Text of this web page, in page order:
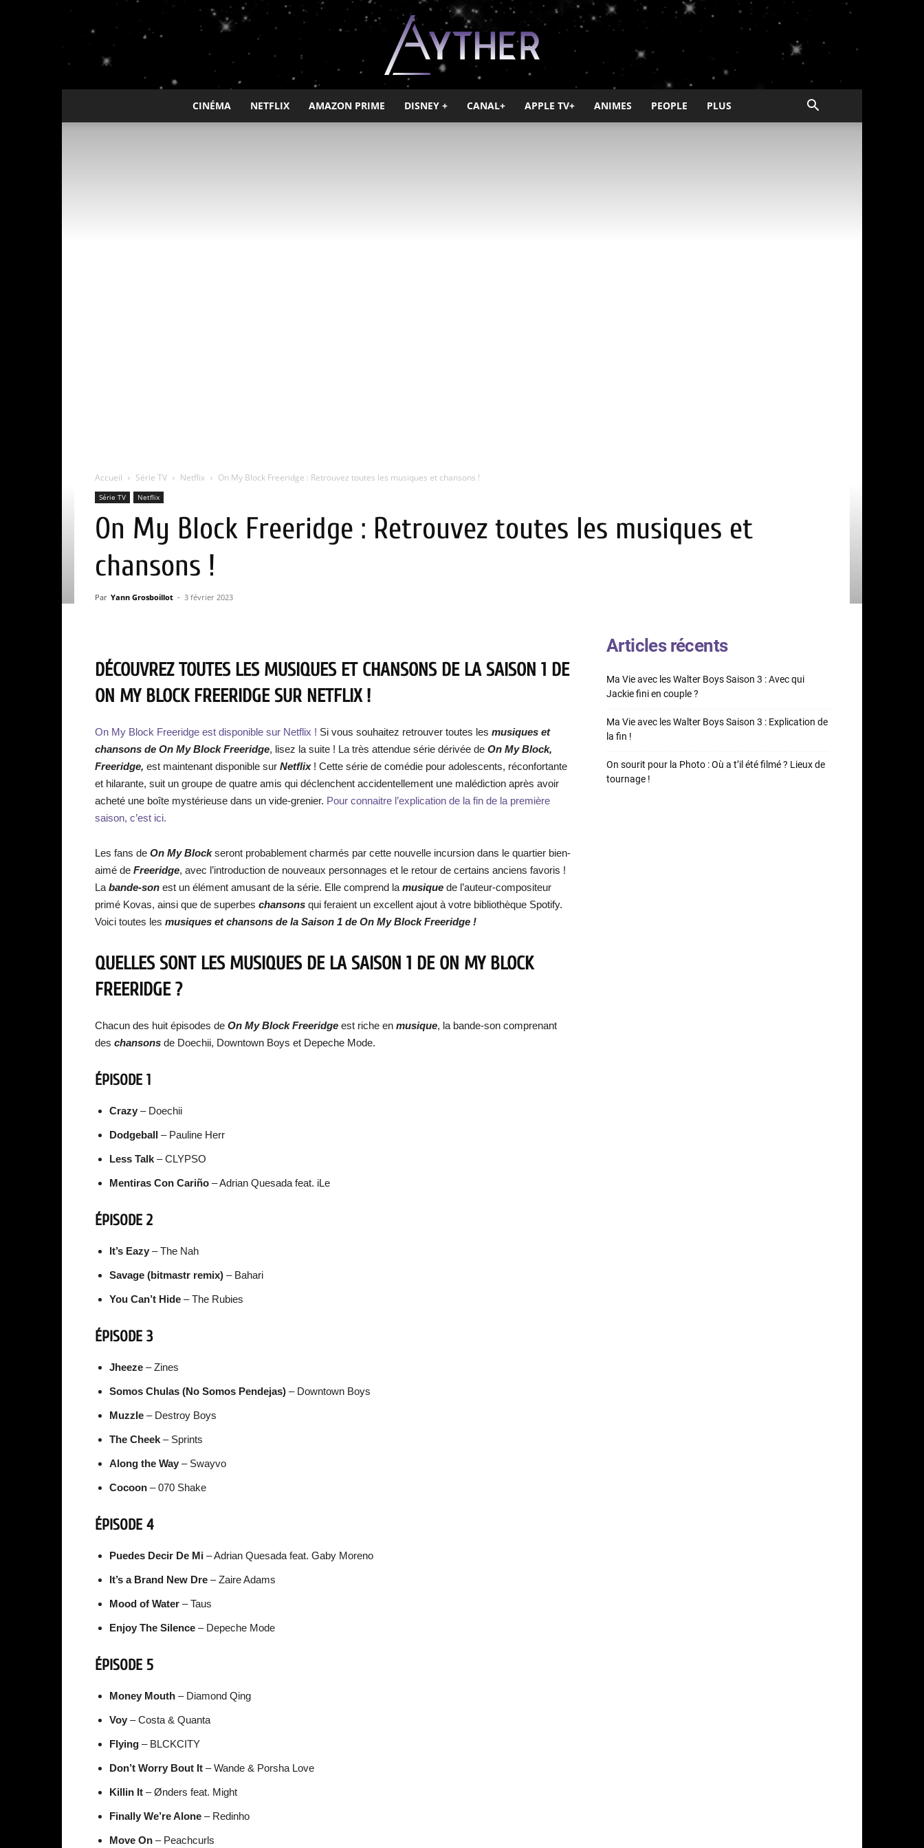
Ayther
CINÉMA NETFLIX AMAZON PRIME DISNEY + CANAL+ APPLE TV+ ANIMES PEOPLE PLUS
Accueil Série TV Netflix On My Block Freeridge : Retrouvez toutes les musiques et chansons !
Série TV Netflix
On My Block Freeridge : Retrouvez toutes les musiques et
chansons !
Par Yann Grosboillot - 3 février 2023
DÉCOUVREZ TOUTES LES MUSIQUES ET CHANSONS DE LA SAISON 1 DE
ON MY BLOCK FREERIDGE SUR NETFLIX !
On My Block Freeridge est disponible sur Netflix ! Si vous souhaitez retrouver toutes les musiques et
chansons de On My Block Freeridge, lisez la suite ! La très attendue série dérivée de On My Block,
Freeridge, est maintenant disponible sur Netflix ! Cette série de comédie pour adolescents, réconfortante
et hilarante, suit un groupe de quatre amis qui déclenchent accidentellement une malédiction après avoir
acheté une boîte mystérieuse dans un vide-grenier. Pour connaitre l’explication de la fin de la première
saison, c’est ici.
Les fans de On My Blockseront probablement charmés par cette nouvelle incursion dans le quartier bien-
aimé de Freeridge, avec l’introduction de nouveaux personnages et le retour de certains anciens favoris !
La bande-son est un élément amusant de la série. Elle comprend la musique de l’auteur-compositeur
primé Kovas, ainsi que de superbes chansons qui feraient un excellent ajout à votre bibliothèque Spotify.
Voici toutes les musiques et chansons de la Saison 1 de On My Block Freeridge !
QUELLES SONT LES MUSIQUES DE LA SAISON 1 DE ON MY BLOCK
FREERIDGE ?
Chacun des huit épisodes de On My Block Freeridge est riche en musique, la bande-son comprenant
des chansons de Doechii, Downtown Boys et Depeche Mode.
ÉPISODE 1
Crazy – Doechii
Dodgeball – Pauline Herr
Less Talk – CLYPSO
Mentiras Con Cariño – Adrian Quesada feat. iLe
ÉPISODE 2
It’s Eazy – The Nah
Savage (bitmastr remix) – Bahari
You Can’t Hide – The Rubies
ÉPISODE 3
Jheeze – Zines
Somos Chulas (No Somos Pendejas) – Downtown Boys
Muzzle – Destroy Boys
The Cheek – Sprints
Along the Way – Swayvo
Cocoon – 070 Shake
ÉPISODE 4
Puedes Decir De Mi – Adrian Quesada feat. Gaby Moreno
It’s a Brand New Dre – Zaire Adams
Mood of Water – Taus
Enjoy The Silence – Depeche Mode
ÉPISODE 5
Money Mouth – Diamond Qing
Voy – Costa & Quanta
Flying – BLCKCITY
Don’t Worry Bout It – Wande & Porsha Love
Killin It – Ønders feat. Might
Finally We’re Alone – Redinho
Move On – Peachcurls
Articles récents
Ma Vie avec les Walter Boys Saison 3 : Avec qui
Jackie fini en couple ?
Ma Vie avec les Walter Boys Saison 3 : Explication de
la fin !
On sourit pour la Photo : Où a t’il été filmé ? Lieux de
tournage !